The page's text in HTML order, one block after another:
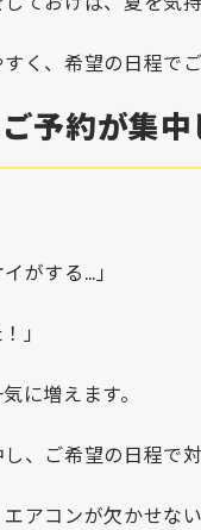
く、希望の日程で
予約が集中
がする…」
」
に増えます。
、ご希望の日程で
アコンが欠かせない